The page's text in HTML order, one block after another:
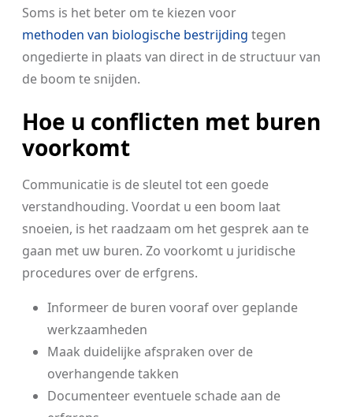
Soms is het beter om te kiezen voor
methoden van biologische bestrijding tegen
ongedierte in plaats van direct in de structuur van
de boom te snijden.
Hoe u conflicten met buren
voorkomt
Communicatie is de sleutel tot een goede
verstandhouding. Voordat u een boom laat
snoeien, is het raadzaam om het gesprek aan te
gaan met uw buren. Zo voorkomt u juridische
procedures over de erfgrens.
Informeer de buren vooraf over geplande
werkzaamheden
Maak duidelijke afspraken over de
overhangende takken
Documenteer eventuele schade aan de